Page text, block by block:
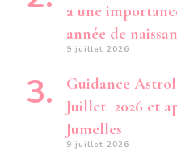
a une
année de
9 juillet 2026
Guidance
Juillet 2026 et
Jumelles
9 juillet 2026